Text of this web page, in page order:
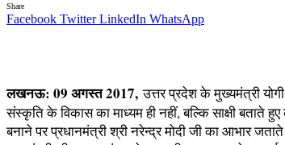
Share
Facebook Twitter LinkedIn WhatsApp
लखनऊ: 09 अगस्त 2017,उत्तर प्रदेश के मुख्यमंत्री
संस्कृति के विकास का माध्यम ही नहीं, बल्कि साक्षी बताते
बनाने पर प्रधानमंत्री श्री नरेन्द्र मोदी जी का आभार